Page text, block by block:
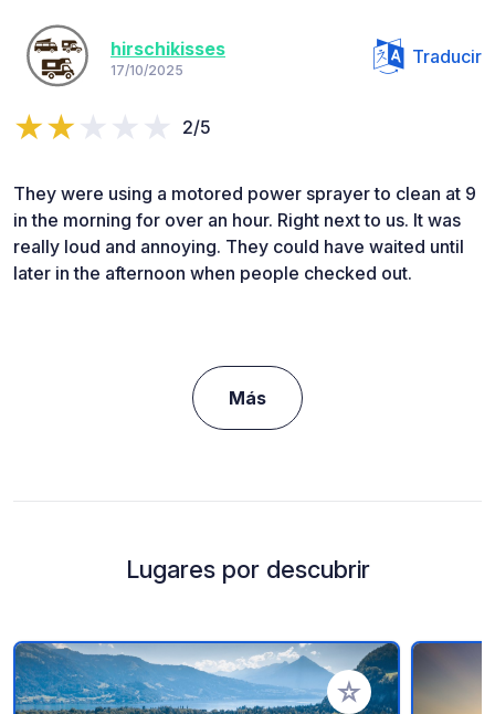
hirschikisses
17/10/2025
Traducir
2/5
They were using a motored power sprayer to clean at 9
in the morning for over an hour. Right next to us. It was
really loud and annoying. They could have waited until
later in the afternoon when people checked out.
Más
Lugares por descubrir